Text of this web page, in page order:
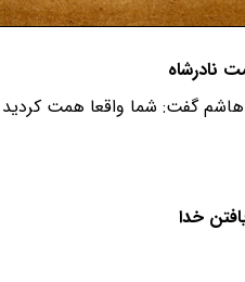
گفت: شما واقعا همت